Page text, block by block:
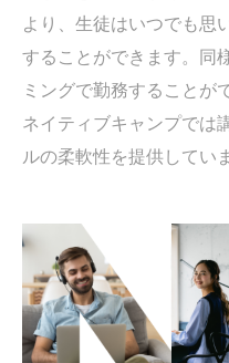
より、生徒はいつでも思
することができます。同
ミングで勤務することが
ネイティブキャンプでは
ルの柔軟性を提供してい